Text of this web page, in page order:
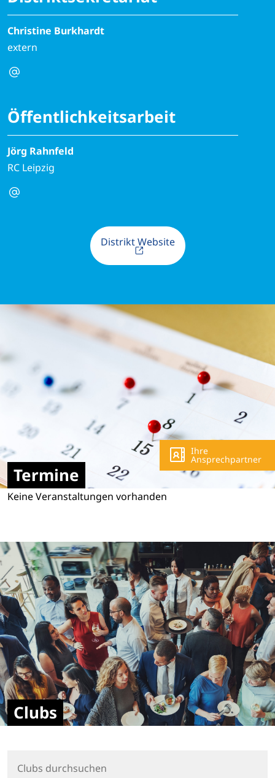
Christine Burkhardt
extern
Öffentlichkeitsarbeit
Jörg Rahnfeld
RC Leipzig
Ihre
Ansprechpartner
Distrikt Website
Termine
Keine Veranstaltungen vorhanden
Clubs